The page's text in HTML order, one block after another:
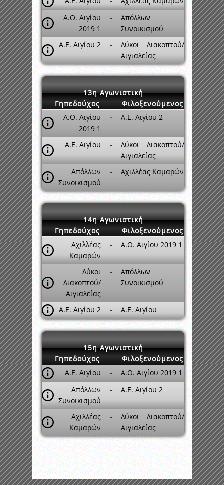
Α.Ο. Αιγίου
2019 1
-
Απόλλων
Συνοικισμού
Α.Ε. Αιγίου 2
-
Λύκοι Διακοπτού/
Αιγιαλείας
13η Αγωνιστική
Γηπεδούχος
Φιλοξενούμενος
Α.Ο. Αιγίου
2019 1
- Α.Ε. Αιγίου 2
Α.Ε. Αιγίου -
Λύκοι Διακοπτού/
Αιγιαλείας
Απόλλων
Συνοικισμού
- Αχιλλέας Καμαρών
14η Αγωνιστική
Γηπεδούχος
Φιλοξενούμενος
Αχιλλέας
Καμαρών
- Α.Ο. Αιγίου 2019 1
Λύκοι
Διακοπτού/
Αιγιαλείας
-
Απόλλων
Συνοικισμού
Α.Ε. Αιγίου 2 - Α.Ε. Αιγίου
15η Αγωνιστική
Γηπεδούχος
Φιλοξενούμενος
Α.Ε. Αιγίου
-
Α.Ο. Αιγίου 2019 1
Απόλλων
Συνοικισμού
- Α.Ε. Αιγίου 2
Αχιλλέας
Καμαρών
-
Λύκοι Διακοπτού/
Αιγιαλείας